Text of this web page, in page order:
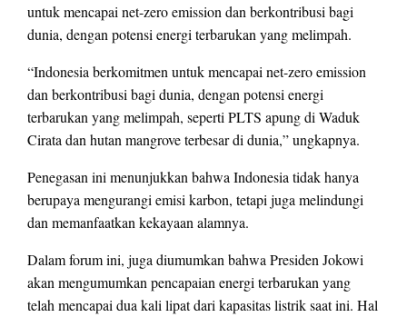
untuk mencapai net-zero emission dan berkontribusi bagi
dunia, dengan potensi energi terbarukan yang melimpah.
“Indonesia berkomitmen untuk mencapai net-zero emission
dan berkontribusi bagi dunia, dengan potensi energi
terbarukan yang melimpah, seperti PLTS apung di Waduk
Cirata dan hutan mangrove terbesar di dunia,” ungkapnya.
Penegasan ini menunjukkan bahwa Indonesia tidak hanya
berupaya mengurangi emisi karbon, tetapi juga melindungi
dan memanfaatkan kekayaan alamnya.
Dalam forum ini, juga diumumkan bahwa Presiden Jokowi
akan mengumumkan pencapaian energi terbarukan yang
telah mencapai dua kali lipat dari kapasitas listrik saat ini. Hal